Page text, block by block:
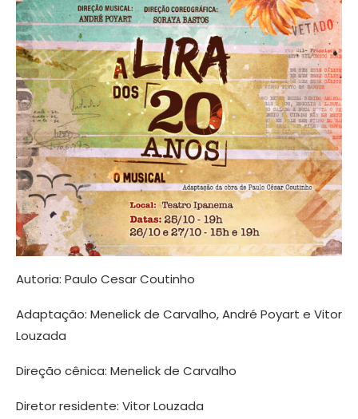
Autoria: Paulo Cesar Coutinho
Adaptação: Menelick de Carvalho, André Poyart e Vitor
Louzada
Direção cênica: Menelick de Carvalho
Diretor residente: Vitor Louzada